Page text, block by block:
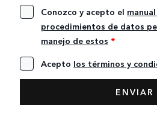
Conozco y acepto el
procedimientos de datos
manejo de estos *
Acepto los términos y